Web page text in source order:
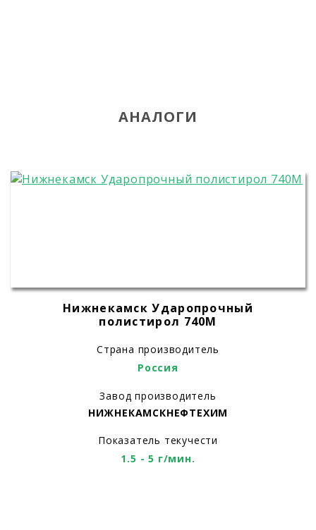
АНАЛОГИ
Нижнекамск Ударопрочный
полистирол 740М
Страна производитель
Россия
Завод производитель
НИЖНЕКАМСКНЕФТЕХИМ
Показатель текучести
1.5 - 5 г/мин.